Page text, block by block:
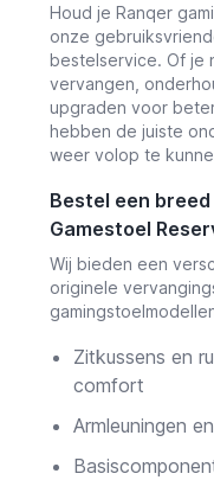
Houd je Ranqer
onze
bestelservice. Of je
vervangen,
upgraden voor
hebben de juiste
weer volop te
Bestel een
Gamestoel
Wij bieden een
originele
Zitkussens en
comfort
Armleuningen